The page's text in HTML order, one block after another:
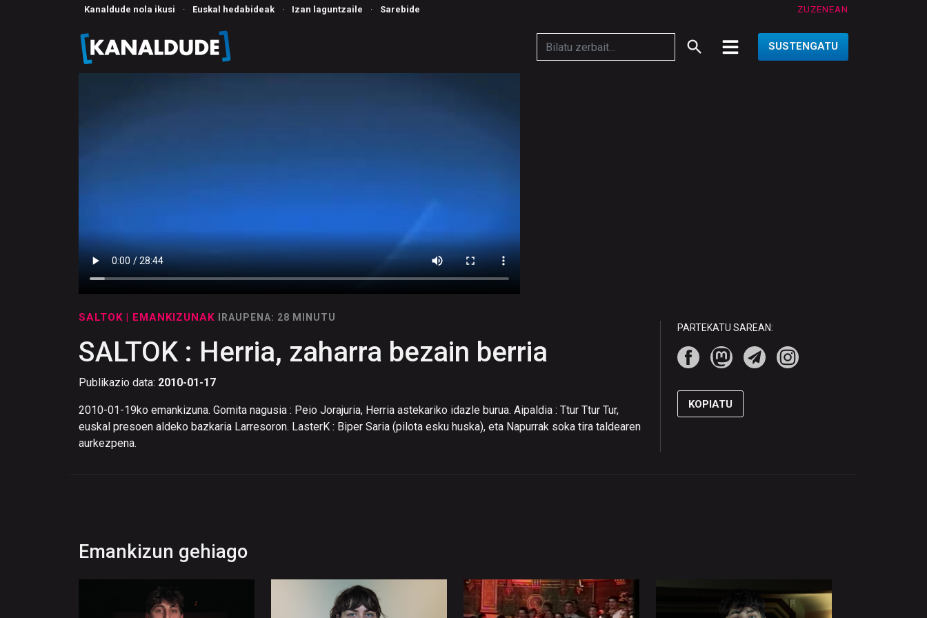
Kanaldude nola ikusi · Euskal hedabideak · Izan laguntzaile · Sarebide ZUZENEAN
SUSTENGATU
SALTOK | EMANKIZUNAK IRAUPENA: 28 MINUTU
SALTOK : Herria, zaharra bezain berria
Publikazio data: 2010-01-17
2010-01-19ko emankizuna. Gomita nagusia : Peio Jorajuria, Herria astekariko idazle burua. Aipaldia : Ttur Ttur Tur,
euskal presoen aldeko bazkaria Larresoron. LasterK : Biper Saria (pilota esku huska), eta Napurrak soka tira taldearen
aurkezpena.
PARTEKATU SAREAN:
KOPIATU
Emankizun gehiago